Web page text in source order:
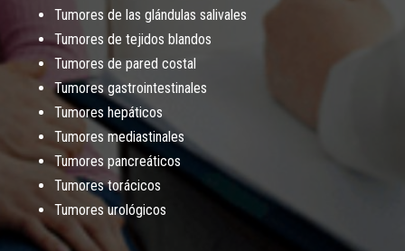
Tumores de las glándulas salivales
Tumores de tejidos blandos
Tumores de pared costal
Tumores gastrointestinales
Tumores hepáticos
Tumores mediastinales
Tumores pancreáticos
Tumores torácicos
Tumores urológicos